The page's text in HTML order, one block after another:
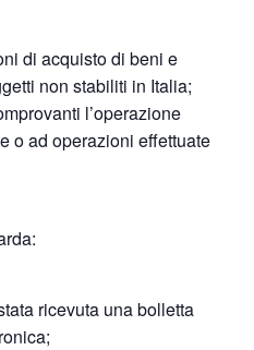
di acquisto di beni e
non stabiliti in Italia;
l’operazione
o ad operazioni effettuate
ricevuta una bolletta